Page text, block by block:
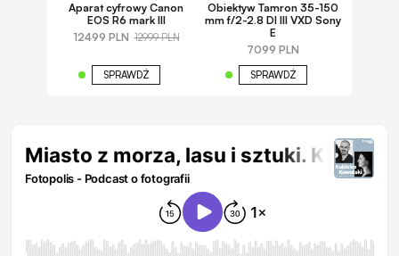
Aparat cyfrowy Canon
EOS R6 mark III
12499 PLN 12999 PLN
SPRAWDŹ
Obiektyw Tamron 35-150
mm f/2-2.8 DI III VXD Sony
E
7099 PLN
SPRAWDŹ